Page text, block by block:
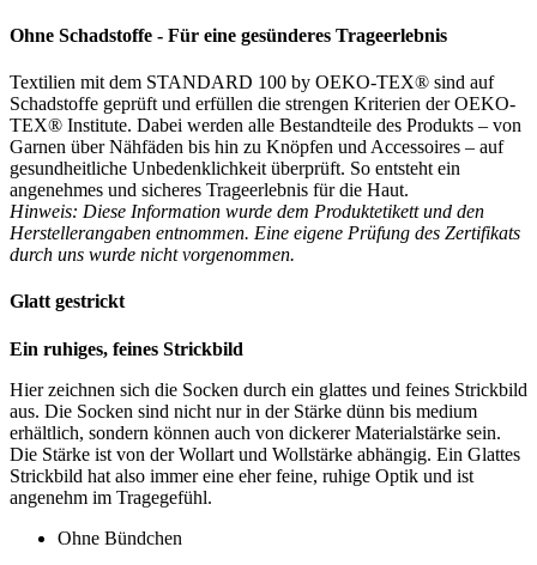
Ohne Schadstoffe - Für eine gesünderes Trageerlebnis
Textilien mit dem STANDARD 100 by OEKO-TEX® sind auf
Schadstoffe geprüft und erfüllen die strengen Kriterien der OEKO-
TEX® Institute. Dabei werden alle Bestandteile des Produkts – von
Garnen über Nähfäden bis hin zu Knöpfen und Accessoires – auf
gesundheitliche Unbedenklichkeit überprüft. So entsteht ein
angenehmes und sicheres Trageerlebnis für die Haut.
Hinweis: Diese Information wurde dem Produktetikett und den
Herstellerangaben entnommen. Eine eigene Prüfung des Zertifikats
durch uns wurde nicht vorgenommen.
Glatt gestrickt
Ein ruhiges, feines Strickbild
Hier zeichnen sich die Socken durch ein glattes und feines Strickbild
aus. Die Socken sind nicht nur in der Stärke dünn bis medium
erhältlich, sondern können auch von dickerer Materialstärke sein.
Die Stärke ist von der Wollart und Wollstärke abhängig. Ein Glattes
Strickbild hat also immer eine eher feine, ruhige Optik und ist
angenehm im Tragegefühl.
Ohne Bündchen